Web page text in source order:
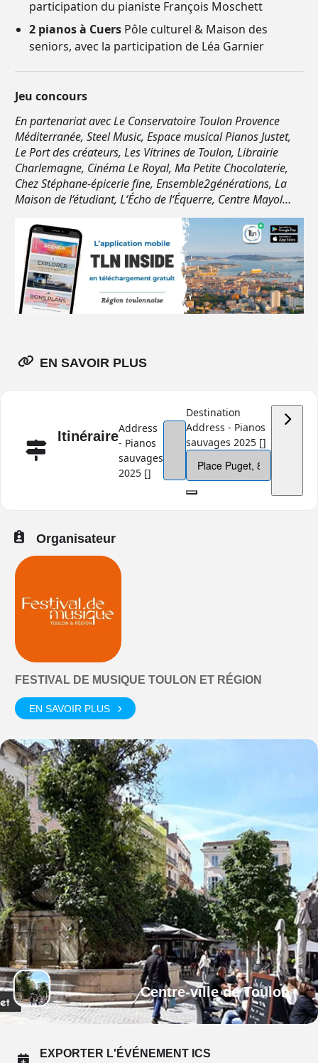
participation du pianiste François Moschett
2 pianos à Cuers Pôle culturel & Maison des
seniors, avec la participation de Léa Garnier
Jeu concours
En partenariat avec Le Conservatoire Toulon Provence
Méditerranée, Steel Music, Espace musical Pianos Justet,
Le Port des créateurs, Les Vitrines de Toulon, Librairie
Charlemagne, Cinéma Le Royal, Ma Petite Chocolaterie,
Chez Stéphane-épicerie fine, Ensemble2générations, La
Maison de l‘étudiant, L‘Écho de l‘Équerre, Centre Mayol…
EN SAVOIR PLUS
Itinéraire
Address
- Pianos
sauvages
2025 []
Destination
Address - Pianos
sauvages 2025 []
Organisateur
FESTIVAL DE MUSIQUE TOULON ET RÉGION
EN SAVOIR PLUS
Centre-ville de Toulon
EXPORTER L'ÉVÉNEMENT ICS